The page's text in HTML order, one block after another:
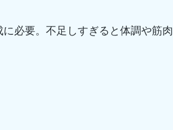
必要。不足しすぎると体調や筋肉